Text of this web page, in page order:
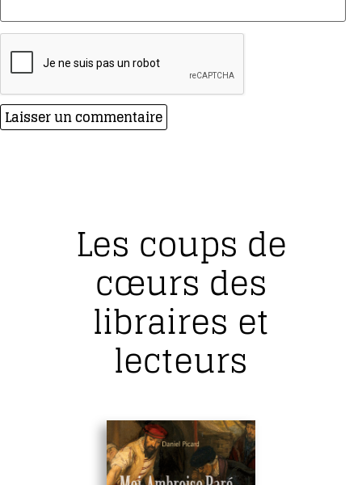
Les coups de
cœurs des
libraires et
lecteurs